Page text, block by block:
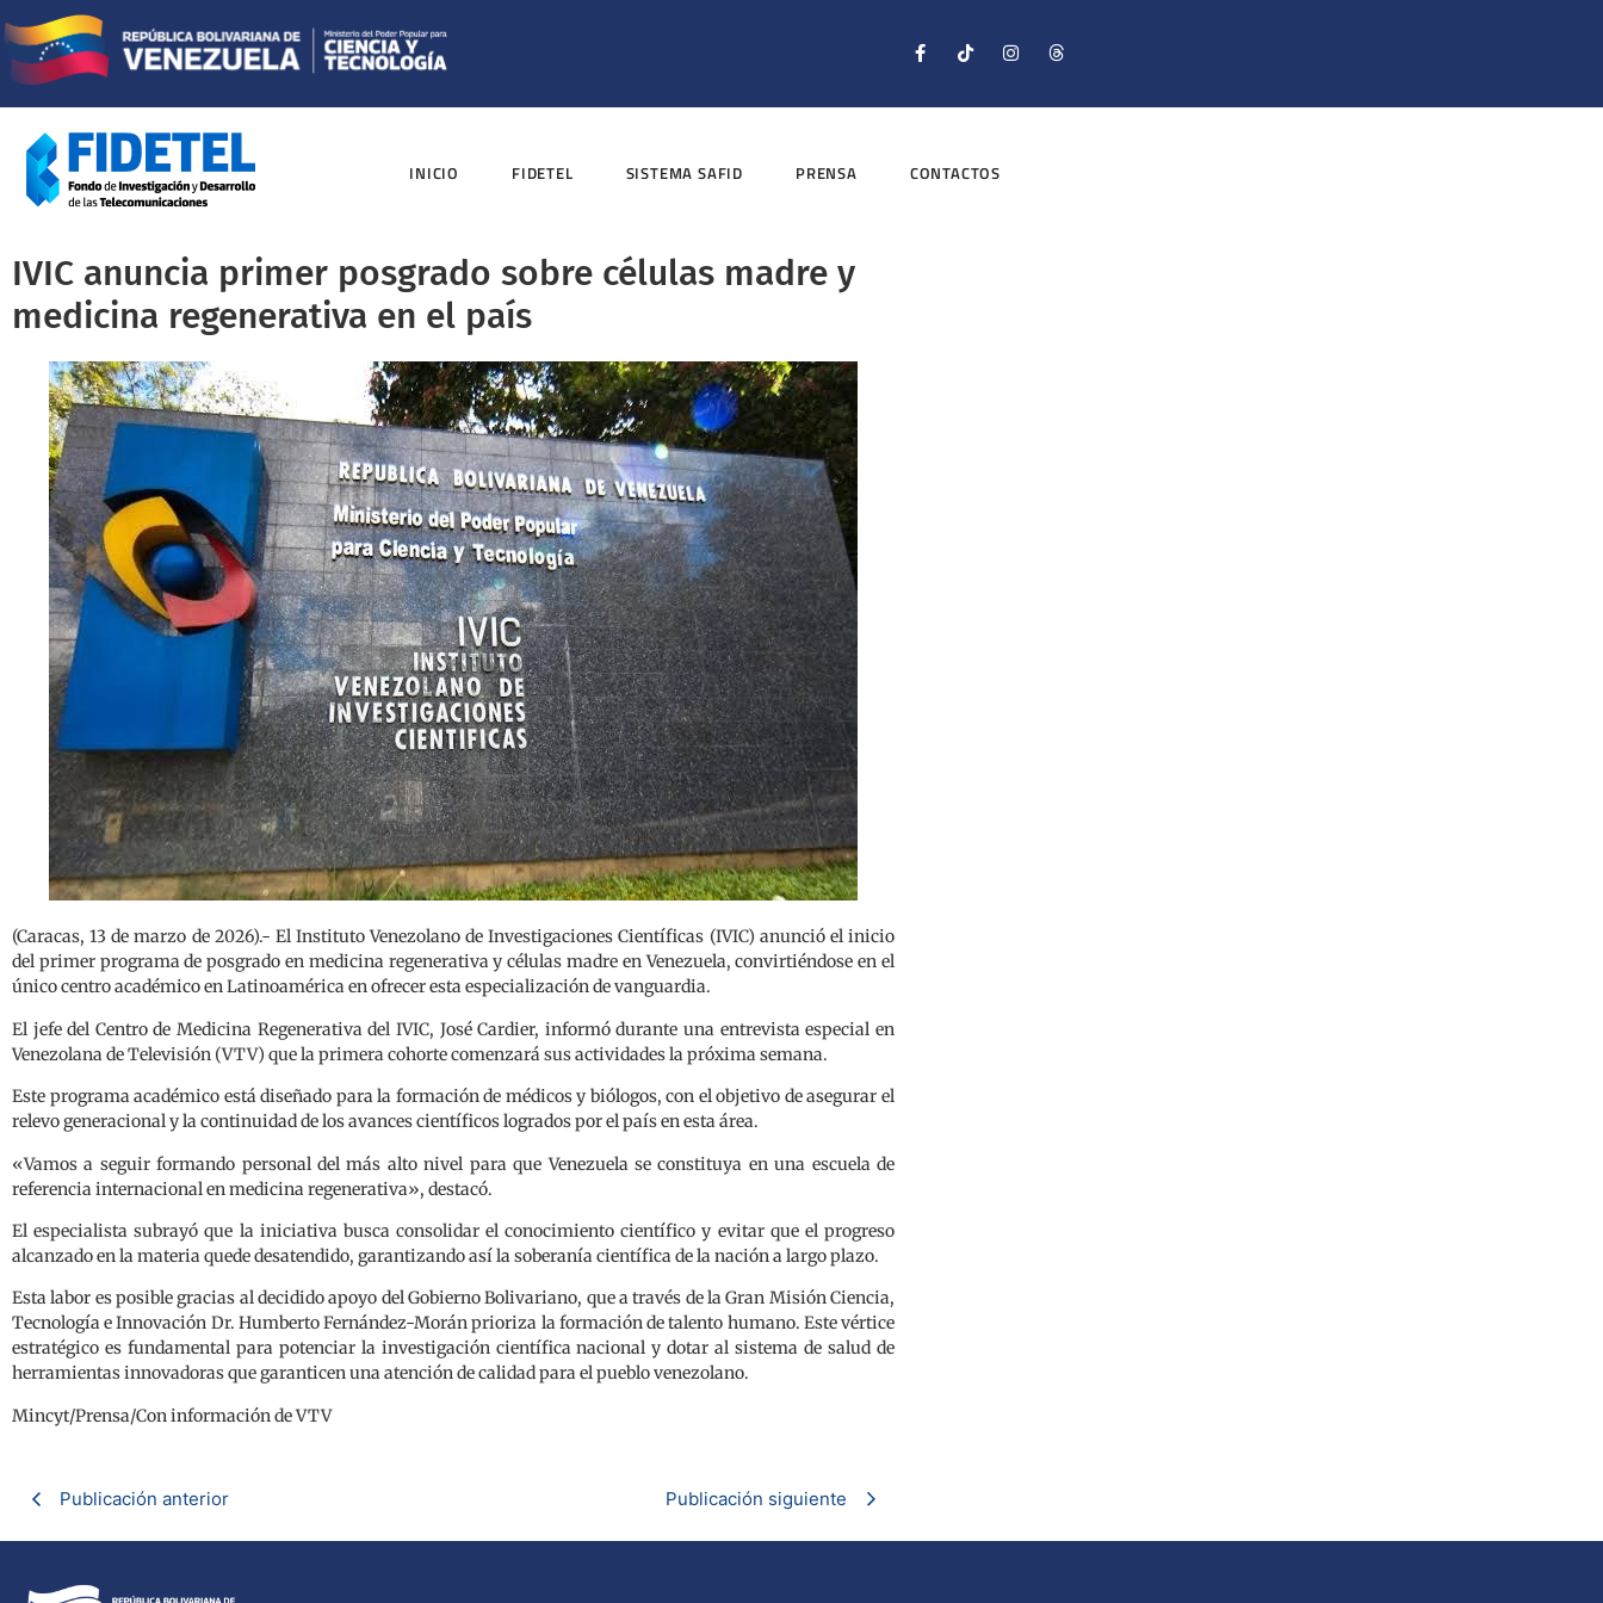
INICIO FIDETEL SISTEMA SAFID PRENSA CONTACTOS
IVIC anuncia primer posgrado sobre células madre y
medicina regenerativa en el país
(Caracas, 13 de marzo de 2026).- El Instituto Venezolano de Investigaciones Científicas (IVIC) anunció el inicio
del primer programa de posgrado en medicina regenerativa y células madre en Venezuela, convirtiéndose en el
único centro académico en Latinoamérica en ofrecer esta especialización de vanguardia.
El jefe del Centro de Medicina Regenerativa del IVIC, José Cardier, informó durante una entrevista especial en
Venezolana de Televisión (VTV) que la primera cohorte comenzará sus actividades la próxima semana.
Este programa académico está diseñado para la formación de médicos y biólogos, con el objetivo de asegurar el
relevo generacional y la continuidad de los avances científicos logrados por el país en esta área.
«Vamos a seguir formando personal del más alto nivel para que Venezuela se constituya en una escuela de
referencia internacional en medicina regenerativa», destacó.
El especialista subrayó que la iniciativa busca consolidar el conocimiento científico y evitar que el progreso
alcanzado en la materia quede desatendido, garantizando así la soberanía científica de la nación a largo plazo.
Esta labor es posible gracias al decidido apoyo del Gobierno Bolivariano, que a través de la Gran Misión Ciencia,
Tecnología e Innovación Dr. Humberto Fernández-Morán prioriza la formación de talento humano. Este vértice
estratégico es fundamental para potenciar la investigación científica nacional y dotar al sistema de salud de
herramientas innovadoras que garanticen una atención de calidad para el pueblo venezolano.
Mincyt/Prensa/Con información de VTV
Publicación anterior Publicación siguiente